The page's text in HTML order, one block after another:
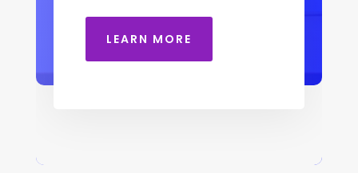
LEARN MORE